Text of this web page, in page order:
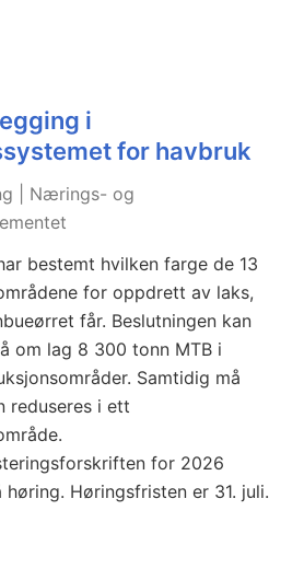
i
for havbruk
| Nærings- og
bestemt hvilken farge de 13
for oppdrett av laks,
får. Beslutningen kan
om lag 8 300 tonn MTB i
Samtidig må
reduseres i ett
for 2026
høring. Høringsfristen er 31. juli.